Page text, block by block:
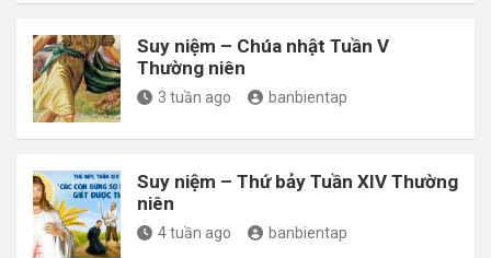
Suy niệm – Chúa nhật Tuần V
Thường niên
3 tuần ago banbientap
Suy niệm – Thứ bảy Tuần XIV Thường
niên
4 tuần ago banbientap